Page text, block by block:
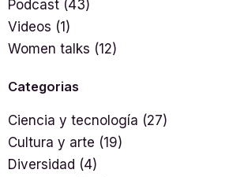
Podcast (43)
Videos (1)
Women talks (12)
Categorias
Ciencia y tecnología (27)
Cultura y arte (19)
Diversidad (4)